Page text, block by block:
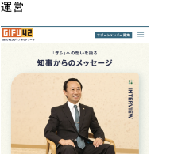
運営